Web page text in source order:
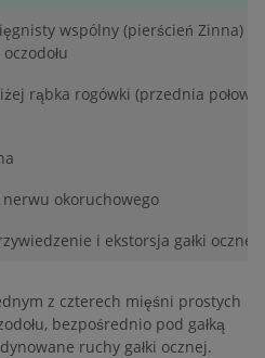
wspólny (pierścień Zinna) na
rąbka rogówki (przednia połowa
nerwu okoruchowego
i ekstorsja gałki ocznej
z czterech mięśni prostych
bezpośrednio pod gałką
ruchy gałki ocznej.